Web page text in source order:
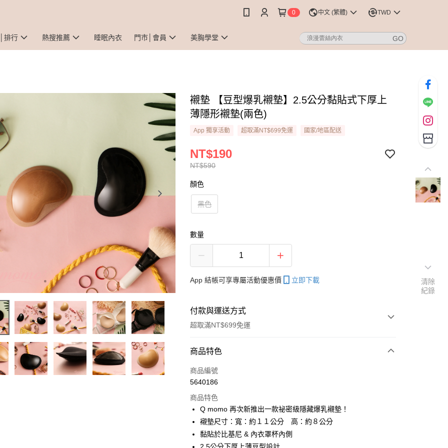
0 中文 (繁體) TWD
排行 熱搜推薦 睡眠內衣 門市│會員 美胸學堂
襯墊 【豆型爆乳襯墊】2.5公分黏貼式下厚上
薄隱形襯墊(兩色)
App 獨享活動 超取滿NT$699免運 國家/地區配送
NT$590
NT$190
顏色
黑色
數量
App 結帳可享專屬活動優惠價 立即下載
付款與運送方式
超取滿NT$699免運
付款方式
信用卡一次付款
3 期 0 利率 每期 NT$63
合作金庫商業銀行
第一商業銀行
華南商業銀行
6 期 0 利率 每期NT$31
合作金庫商業銀行
華南商業銀行
超商取貨付款
商品特色
商品編號
5640186
商品特色
Q momo 再次新推出一款祕密級隱藏爆乳襯墊！
襯墊尺寸：寬：約１１公分 高：約８公分
黏貼於比基尼 & 內衣罩杯內側
清除
紀錄